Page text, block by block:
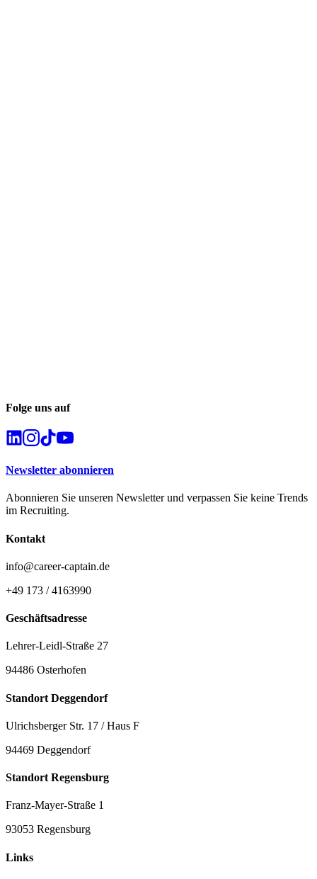
Folge uns auf
Newsletter abonnieren
Abonnieren Sie unseren Newsletter und verpassen Sie keine Trends
im Recruiting.
Kontakt
info@career-captain.de
+49 173 / 4163990
Geschäftsadresse
Lehrer-Leidl-Straße 27
94486 Osterhofen
Standort Deggendorf
Ulrichsberger Str. 17 / Haus F
94469 Deggendorf
Standort Regensburg
Franz-Mayer-Straße 1
93053 Regensburg
Links